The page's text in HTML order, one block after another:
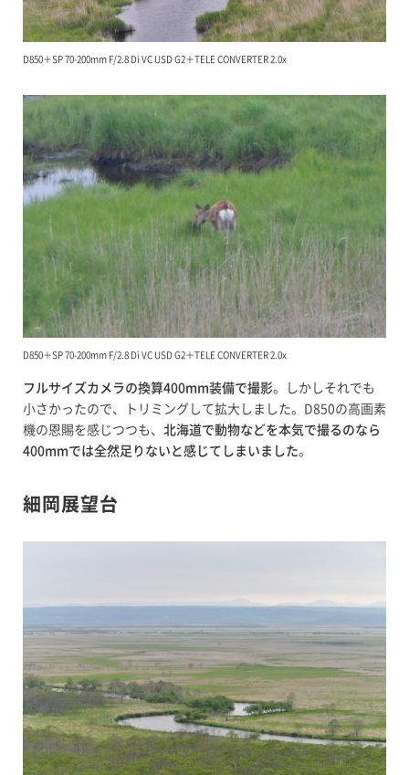
D850＋SP 70-200mm F/2.8 Di VC USD G2＋TELE CONVERTER 2.0x
D850＋SP 70-200mm F/2.8 Di VC USD G2＋TELE CONVERTER 2.0x
フルサイズカメラの換算400mm装備で撮影。しかしそれでも
小さかったので、トリミングして拡大しました。D850の高画素
機の恩賜を感じつつも、 北海道で動物などを本気で撮るのなら
400mmでは全然足りないと感じてしまいました。
細岡展望台